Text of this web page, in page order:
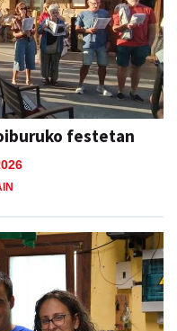
festetan